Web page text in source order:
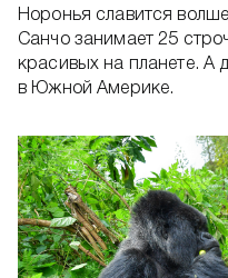
Норонья славится
Санчо занимает 25
красивых на планете. А
в Южной Америке.